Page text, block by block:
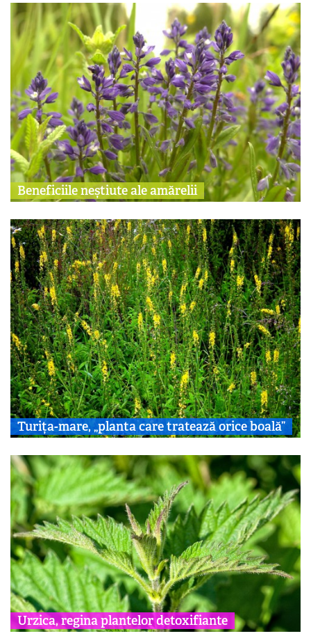
Beneficiile neștiute ale amărelii
Turița-mare, „planta care tratează orice boală”
Urzica, regina plantelor detoxifiante